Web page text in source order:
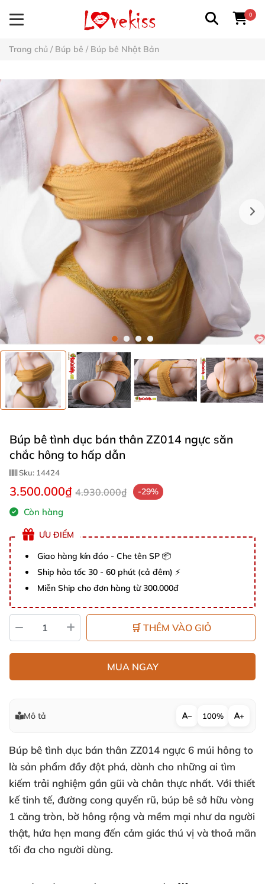
0
Trang chủ / Búp bê / Búp bê Nhật Bản
Búp bê tình dục bán thân ZZ014 ngực săn
chắc hông to hấp dẫn
Sku: 14424
3.500.000₫ 4.930.000₫ -29%
Còn hàng
ƯU ĐIỂM
Giao hàng kín đáo - Che tên SP 📦
Ship hỏa tốc 30 - 60 phút (cả đêm) ⚡
Miễn Ship cho đơn hàng từ 300.000đ
🛒 THÊM VÀO GIỎ
MUA NGAY
Mô tả − 100% +
Búp bê tình dục bán thân ZZ014 ngực 6 múi hông to
là sản phẩm đầy đột phá, dành cho những ai tìm
kiếm trải nghiệm gần gũi và chân thực nhất. Với thiết
kế tinh tế, đường cong quyến rũ, búp bê sở hữu vòng
1 căng tròn, bờ hông rộng và mềm mại như da người
thật, hứa hẹn mang đến cảm giác thú vị và thoả mãn
tối đa cho người dùng.